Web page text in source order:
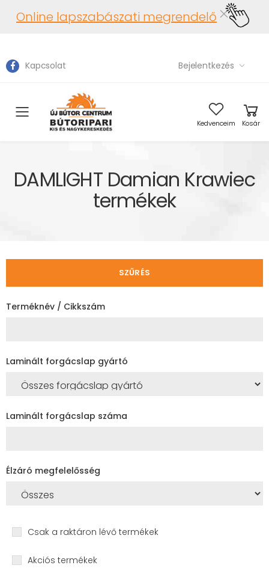
Online lapszabászati megrendelő
Kapcsolat Bejelentkezés
Toggle mobile menu Kedvenceim Kosár
DAMLIGHT Damian Krawiec
termékek
SZŰRÉS
Terméknév / Cikkszám
Laminált forgácslap gyártó
Laminált forgácslap száma
Élzáró megfelelősség
Csak a raktáron lévő termékek
Akciós termékek